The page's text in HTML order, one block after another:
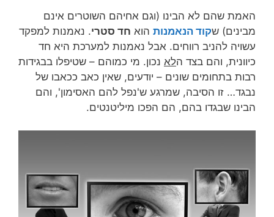
האמת שהם לא הבינו (וגם אחיהם השוטרים אינם
מבינים) שקוד הנאמנות הוא חד סטרי. נאמנות למפקד
עשויה להניב רווחים. אבל נאמנות למערכת היא חד
כיוונית, והם בצד הלא נכון. מי כמוהם – שטיפלו בבגידות
רבות בתחומים שונים – יודעים, שאין כאב ככאבו של
נבגד… זו הסיבה, שמרגע ש'נפל להם האסימון', והם
הבינו שבגדו בהם, הם הפכו מיליטנטים.